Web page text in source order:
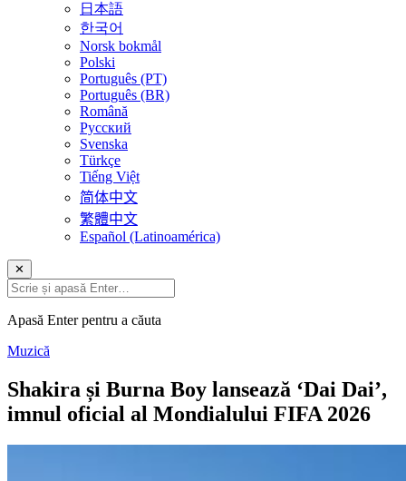
日本語
한국어
Norsk bokmål
Polski
Português (PT)
Português (BR)
Română
Русский
Svenska
Türkçe
Tiếng Việt
简体中文
繁體中文
Español (Latinoamérica)
✕
Apasă Enter pentru a căuta
Muzică
Shakira și Burna Boy lansează ‘Dai Dai’,
imnul oficial al Mondialului FIFA 2026